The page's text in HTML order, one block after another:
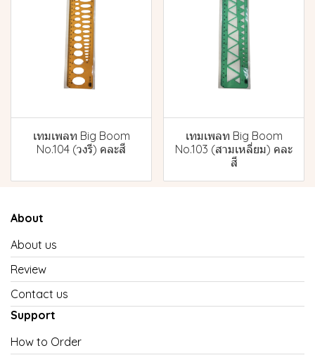
เทมเพลท Big Boom
No.104 (วงรี) คละสี
เทมเพลท Big Boom
No.103 (สามเหลี่ยม) คละ
สี
About
About us
Review
Contact us
Support
How to Order